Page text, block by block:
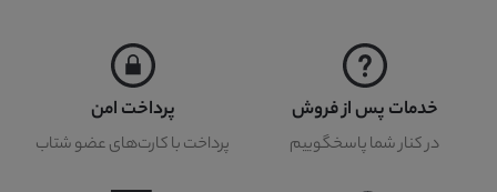
خدمات پس از فروش
در کنار شما پاسخگوییم
پرداخت امن
پرداخت با کارت‌های عضو شتاب